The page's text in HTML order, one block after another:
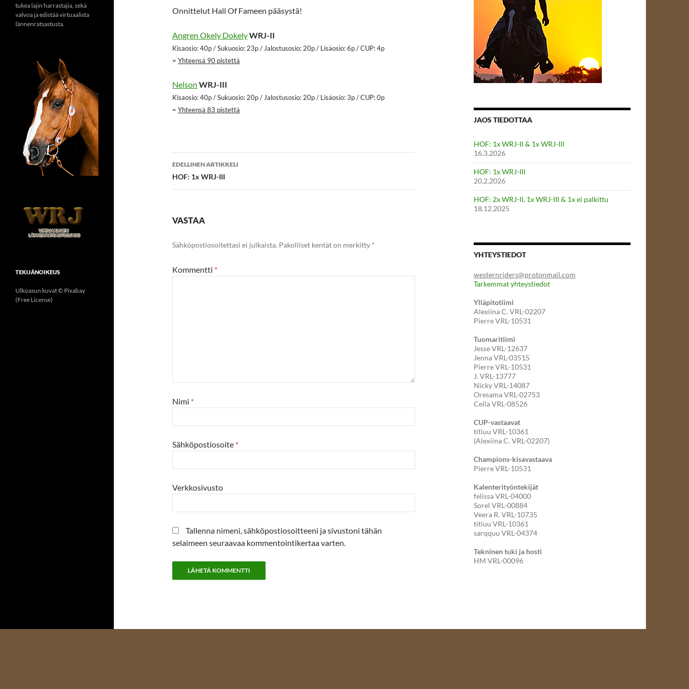
Onnittelut Hall Of Fameen pääsystä!
Angren Okely DokelyWRJ-II
Kisaosio: 40p / Sukuosio: 23p / Jalostusosio: 20p / Lisäosio: 6p / CUP: 4p
= Yhteensä 90 pistettä
Nelson WRJ-III
Kisaosio: 40p / Sukuosio: 20p / Jalostusosio: 20p / Lisäosio: 3p / CUP: 0p
= Yhteensä 83 pistettä
Artikkelien
selaus
EDELLINEN ARTIKKELI
HOF: 1x WRJ-III
VASTAA
Sähköpostiosoitettasi ei julkaista. Pakolliset kentät on merkitty *
Kommentti *
Nimi *
Sähköpostiosoite *
Verkkosivusto
Tallenna nimeni, sähköpostiosoitteeni ja sivustoni tähän
selaimeen seuraavaa kommentointikertaa varten.
JAOS TIEDOTTAA
HOF: 1x WRJ-II & 1x WRJ-III
16.3.2026
HOF: 1x WRJ-III
20.2.2026
HOF: 2x WRJ-II, 1x WRJ-III & 1x ei palkittu
18.12.2025
YHTEYSTIEDOT
westernriders@protonmail.com
Tarkemmat yhteystiedot
Ylläpitotiimi
Alexiina C. VRL-02207
Pierre VRL-10531
Tuomaritiimi
Jesse VRL-12637
Jenna VRL-03515
Pierre VRL-10531
J. VRL-13777
Nicky VRL-14087
Oresama VRL-02753
Cella VRL-08526
CUP-vastaavat
titiuu VRL-10361
(Alexiina C. VRL-02207)
Champions-kisavastaava
Pierre VRL-10531
Kalenterityöntekijät
felissa VRL-04000
Sorel VRL-00884
Veera R. VRL-10735
titiuu VRL-10361
sarqquu VRL-04374
Tekninen tuki ja hosti
HM VRL-00096
tukea lajin harrastajia, sekä
valvoa ja edistää virtuaalista
lännenratsastusta.
TEKIJÄNOIKEUS
Ulkoasun kuvat © Pixabay
(Free License)